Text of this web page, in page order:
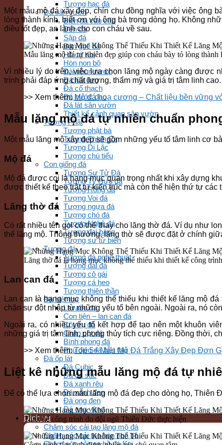
Tượng hạc đá
Đá sân vườn
Biển đá cao cấp
Đèn đá
Sập đá
Bàn ghế đá
Hồ cá Koi
Hòn non bộ
Đài phun nước
Đá lũa đen
Đá cổ thạch
Đá bước dạo
Đá lát sân vườn
Thiết kế cảnh quan sân vườn
Tượng Phật
Tượng phật bà
Tượng Thích Ca
Tượng Di Lặc
Tượng chú tiểu
Con giống đá
Tượng Sư Tử Đá
Tượng Tỳ Hưu đá
Tượng Rồng đá
Tượng Voi đá
Tượng ngựa đá
Tượng chó đá
Tượng Nghê đá
Tượng đại bàng
Tượng sư tử biển
Tượng đá
Tượng đá nghệ thuật
Tượng đài đá
Tượng cô gái
Tượng cá heo
Tượng thiên thần
Đá biệt thự
Lavabo đá
Con tiện – lan can đá
Cột trụ đá
Chân cột đá
Bình phong đá
Phù điêu đá biệt thự
Đá ốp lát
Đá Cubic
Đá đa sắc
Đá xanh rêu
Đá xanh đen
Đá ong đen
Đá ong vàng
Dịch vụ
Chăm sóc cải tạo lăng mộ đá
Chăm sóc cải tạo hòn non bộ
Một mẫu mộ đá xây đẹp, chỉn chu đồng nghĩa với việc ông
lòng thành kính, biết ơn với ông bà trong dòng họ. Không
điều tốt đẹp, an lành cho con cháu về sau.
Mẫu lăng mộ đá tự nhiên đẹp giúp con cháu bày tỏ lòng thành
Vì nhiều lý do trên, việc lựa chọn lăng mộ ngày càng được
trình phải đáp ứng chất lượng, thẩm mỹ và giá trị tâm linh cao.
>> Xem thêm: Mộ đá hoa cương – Chất liệu bền vững
Mẫu lăng mộ đá tự nhiên chuẩn
Một mẫu lăng mộ xây đẹp sẽ gồm những yếu tố tâm linh cơ
Mộ đá
Mộ đá được coi là hạng mục quan trọng nhất khi xây dựng
được thiết kế theo trật tự kiến trúc mà còn thể hiện thứ tự các
Lăng thờ đá
Có rất nhiều tên gọi có thể thay cho lăng thờ đá. Ví dụ như
thể lăng mộ. Thông thường, lăng thờ sẽ được đặt ở chính
Lăng thờ đá là hạng mục không thể thiếu khi thiết kế công
Lan can đá
Lan can là hạng mục không thể thiếu khi thiết kế lăng mộ
chặn sự đột nhập từ những yếu tố bên ngoài. Ngoài ra, nó
Ngoài ra, có nhiều yếu tố kết hợp để tạo nên một khuôn
những giá trị tâm linh, phong thủy tích cực riêng. Đồng thời,
>> Xem thêm:Top 5+ Mẫu Mộ Đá Trắng Xây Đẹp Đơn
Liệt kê những mẫu lăng mộ đá tự
Để có thể lựa chọn mẫu lăng mộ đá đẹp cho dòng họ,
Thiết kế công trình do đội ngũ Thiên Đức thực hiện